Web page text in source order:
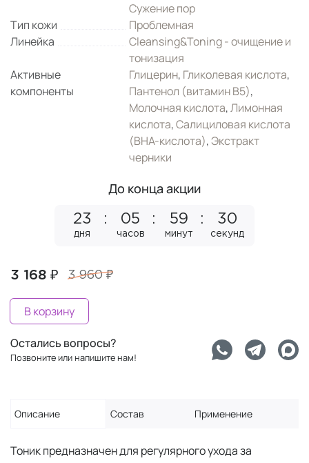
Сужение пор
Тип кожи
Проблемная
Линейка
Cleansing&Toning - очищение и
тонизация
Активные
компоненты
Глицерин, Гликолевая кислота,
Пантенол (витамин B5),
Молочная кислота,Лимонная
кислота,Салициловая кислота
(ВНА-кислота),Экстракт
черники
До конца акции
23
дня
05
часов
59
минут
30
секунд
3 168 ₽ 3 960 ₽
В корзину
Остались вопросы?
Позвоните или напишите нам!
Описание Состав Применение
Тоник предназначен для регулярного ухода за